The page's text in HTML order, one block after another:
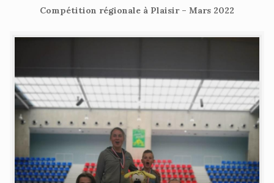
Compétition régionale à Plaisir – Mars 2022